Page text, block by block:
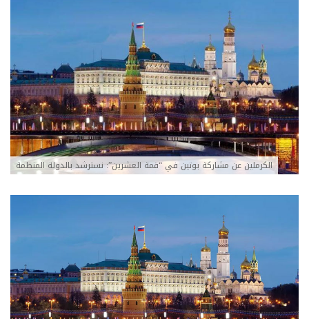
الكرملين عن مشاركة بوتين في “قمة العشرين”: نسترشد بالدولة المنظمة